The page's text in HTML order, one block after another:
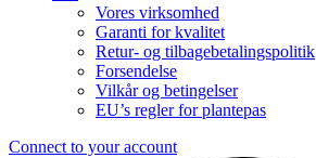
Vores virksomhed
Garanti for kvalitet
Retur- og tilbagebetalingspolitik
Forsendelse
Vilkår og betingelser
EU’s regler for plantepas
Connect to your account